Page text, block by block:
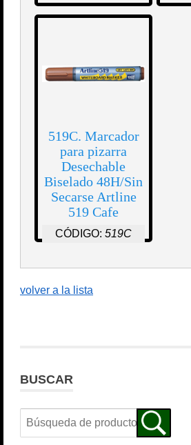
519C. Marcador
para pizarra
Desechable
Biselado 48H/Sin
Secarse Artline
519 Cafe
CÓDIGO: 519C
volver a la lista
BUSCAR